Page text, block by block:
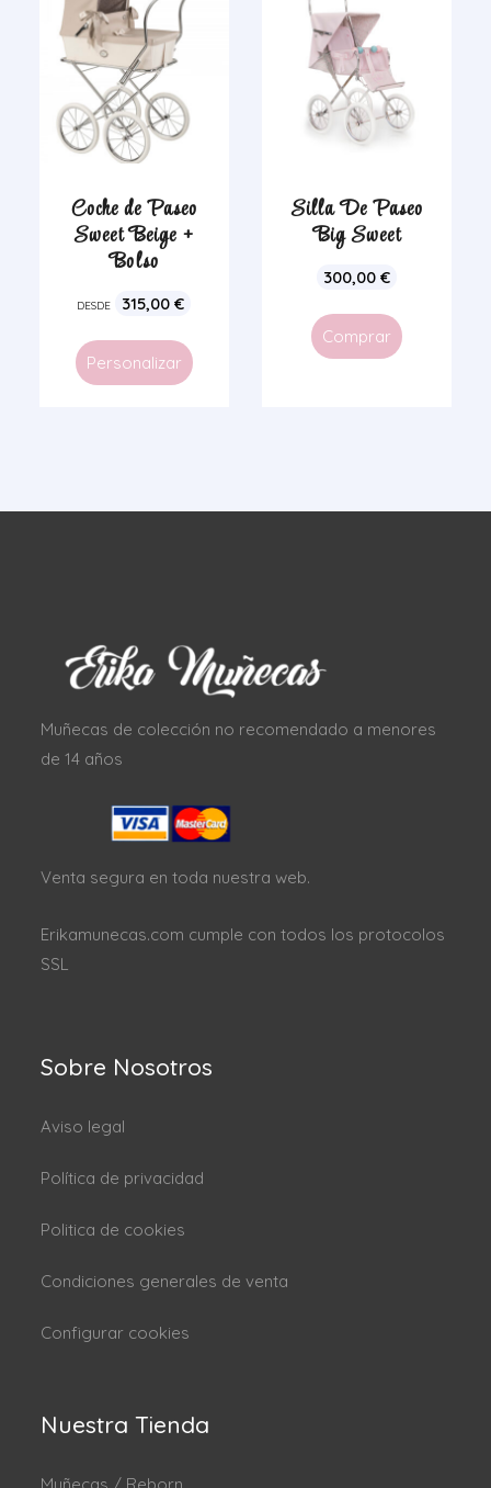
Coche de Paseo
Sweet Beige +
Bolso
DESDE 315,00€
Personalizar
Silla De Paseo
Big Sweet
300,00€
Comprar
Muñecas de colección no recomendado a menores
de 14 años
Venta segura en toda nuestra web.
Erikamunecas.com cumple con todos los protocolos
SSL
Sobre Nosotros
Aviso legal
Política de privacidad
Politica de cookies
Condiciones generales de venta
Configurar cookies
Nuestra Tienda